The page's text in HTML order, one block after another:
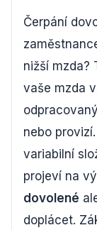
Čerpání
nižší mzda?
vaše mzda
nebo
variabilní
projeví na
dovolené
doplácet.